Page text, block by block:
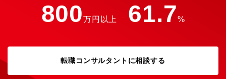
800万円以上 61.7%
転職コンサルタントに相談する